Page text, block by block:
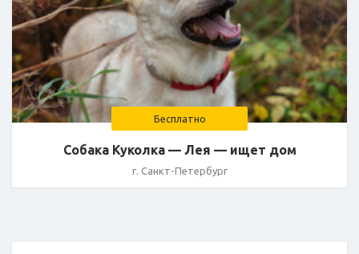
Бесплатно
Собака Куколка — Лея — ищет дом
г. Санкт-Петербург